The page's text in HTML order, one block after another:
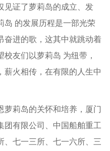
见证了萝莉岛的成立、发
岛 的发展历程是一部光荣
奋进的歌，这其中就跳动着
友们以萝莉岛 为纽带，
火相传，在有限的人生中
萝莉岛的关怀和培养，厦门
团有限公司、中国船舶重工
、七一三所、七一六所、三